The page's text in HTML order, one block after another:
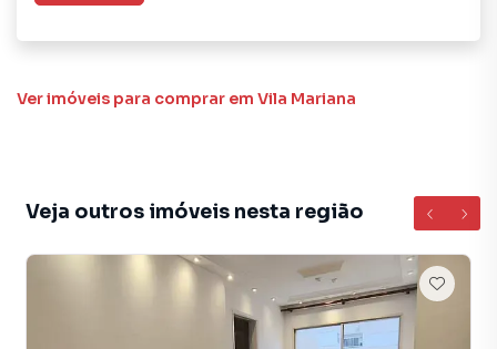
Ver imóveis para comprar em Vila Mariana
Veja outros imóveis nesta região